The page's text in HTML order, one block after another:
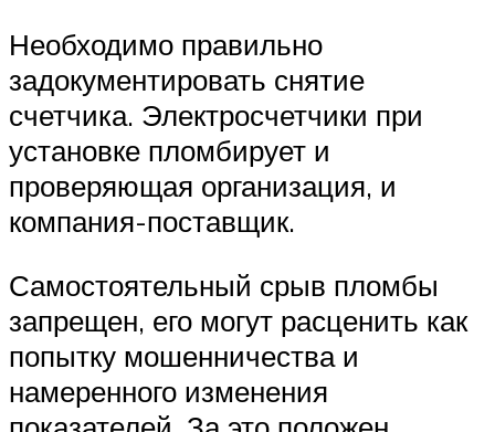
Необходимо правильно
задокументировать снятие
счетчика. Электросчетчики при
установке пломбирует и
проверяющая организация, и
компания-поставщик.
Самостоятельный срыв пломбы
запрещен, его могут расценить как
попытку мошенничества и
намеренного изменения